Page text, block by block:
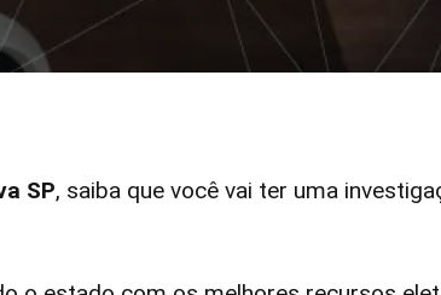
SP, saiba que você vai ter uma